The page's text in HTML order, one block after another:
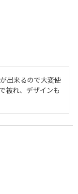
出来るので大変使
被れ、デザインも